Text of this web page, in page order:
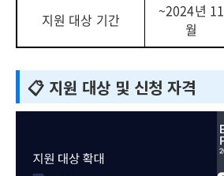
지원 대상 기간
~2024년 11
월
📋 지원 대상 및 신청 자격